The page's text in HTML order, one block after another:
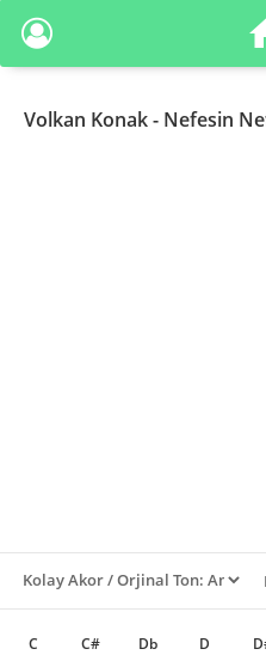
Volkan Konak- Nefesin
C C# Db D